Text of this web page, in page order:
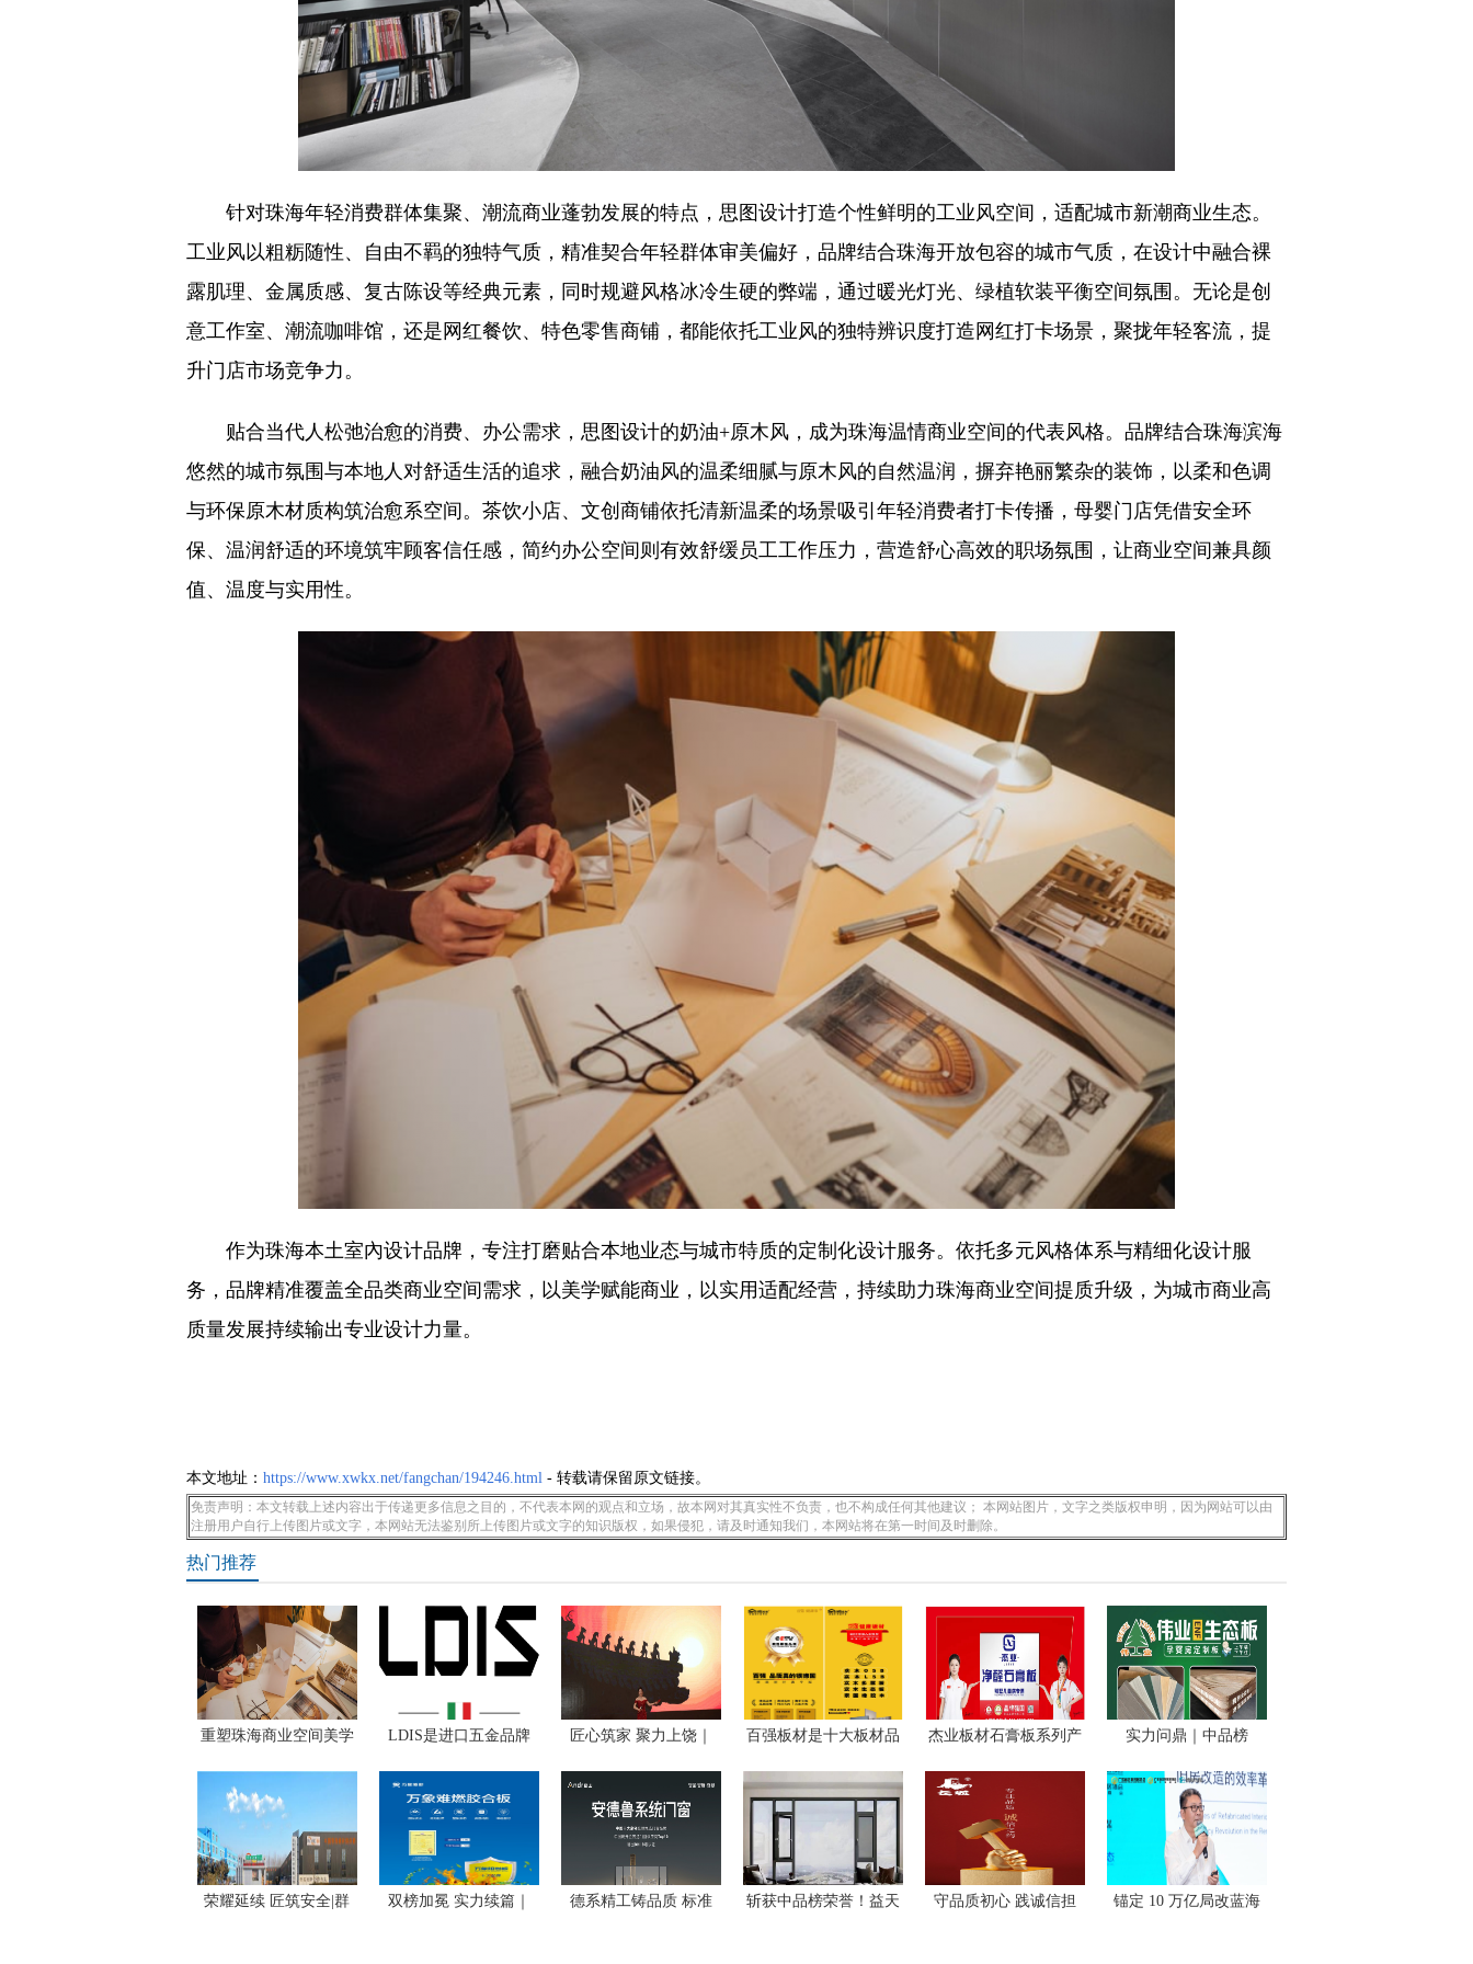
针对珠海年轻消费群体集聚、潮流商业蓬勃发展的特点，思图设计打造个性鲜明的工业风空间，适配城市新潮商业生态。
工业风以粗粝随性、自由不羁的独特气质，精准契合年轻群体审美偏好，品牌结合珠海开放包容的城市气质，在设计中融合裸
露肌理、金属质感、复古陈设等经典元素，同时规避风格冰冷生硬的弊端，通过暖光灯光、绿植软装平衡空间氛围。无论是创
意工作室、潮流咖啡馆，还是网红餐饮、特色零售商铺，都能依托工业风的独特辨识度打造网红打卡场景，聚拢年轻客流，提
升门店市场竞争力。
贴合当代人松弛治愈的消费、办公需求，思图设计的奶油+原木风，成为珠海温情商业空间的代表风格。品牌结合珠海滨海
悠然的城市氛围与本地人对舒适生活的追求，融合奶油风的温柔细腻与原木风的自然温润，摒弃艳丽繁杂的装饰，以柔和色调
与环保原木材质构筑治愈系空间。茶饮小店、文创商铺依托清新温柔的场景吸引年轻消费者打卡传播，母婴门店凭借安全环
保、温润舒适的环境筑牢顾客信任感，简约办公空间则有效舒缓员工工作压力，营造舒心高效的职场氛围，让商业空间兼具颜
值、温度与实用性。
作为珠海本土室內设计品牌，专注打磨贴合本地业态与城市特质的定制化设计服务。依托多元风格体系与精细化设计服
务，品牌精准覆盖全品类商业空间需求，以美学赋能商业，以实用适配经营，持续助力珠海商业空间提质升级，为城市商业高
质量发展持续输出专业设计力量。
本文地址： https://www.xwkx.net/fangchan/194246.html- 转载请保留原文链接。
免责声明：本文转载上述内容出于传递更多信息之目的，不代表本网的观点和立场，故本网对其真实性不负责，也不构成任何其他建议； 本网站图片，文字之类版权申明，因为网站可以由
注册用户自行上传图片或文字，本网站无法鉴别所上传图片或文字的知识版权，如果侵犯，请及时通知我们，本网站将在第一时间及时删除。
热门推荐
重塑珠海商业空间美学
LDIS是进口五金品牌
匠心筑家 聚力上饶｜
百强板材是十大板材品
杰业板材石膏板系列产
实力问鼎｜中品榜
荣耀延续 匠筑安全|群
双榜加冕 实力续篇｜
德系精工铸品质 标准
斩获中品榜荣誉！益天
守品质初心 践诚信担
锚定 10 万亿局改蓝海